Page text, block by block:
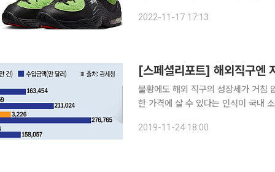
진 가로/세로의 물결 패턴이 특징이다.
2022-11-17 17:13
[스페셜리포트] 해외직구엔
불황에도 해외 직구의 성장세가 거침
한 가격에 살 수 있다는 인식이 국내
2019-11-24 18:00